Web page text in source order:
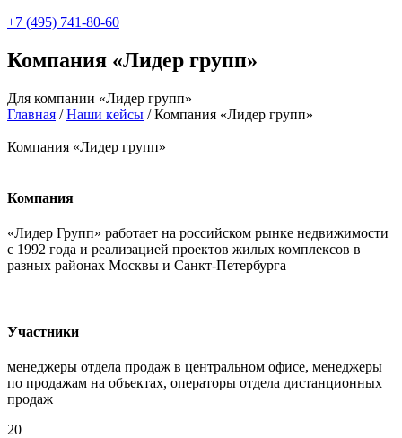
+7 (495) 741-80-60
Компания «Лидер групп»
Для компании «Лидер групп»
Главная /Наши кейсы /Компания «Лидер групп»
Компания «Лидер групп»
Компания
«Лидер Групп» работает на российском рынке недвижимости
с 1992 года и реализацией проектов жилых комплексов в
разных районах Москвы и Санкт-Петербурга
Участники
менеджеры отдела продаж в центральном офисе, менеджеры
по продажам на объектах, операторы отдела дистанционных
продаж
20